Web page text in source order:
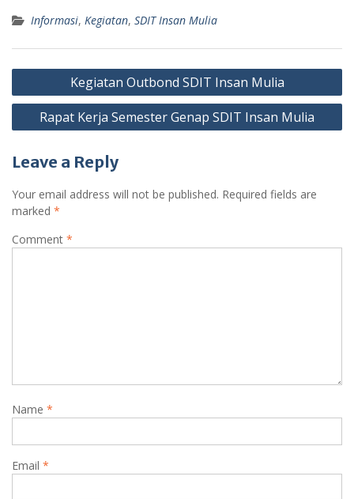
Informasi, Kegiatan, SDIT Insan Mulia
Post
navigation
Kegiatan Outbond SDIT Insan Mulia
Rapat Kerja Semester Genap SDIT Insan Mulia
Leave a Reply
Your email address will not be published. Required fields are
marked *
Comment *
Name *
Email *